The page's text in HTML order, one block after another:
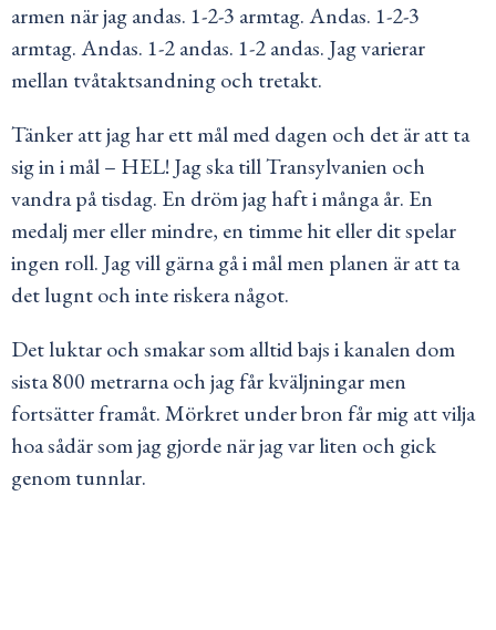
armen när jag andas. 1-2-3 armtag. Andas. 1-2-3
armtag. Andas. 1-2 andas. 1-2 andas. Jag varierar
mellan tvåtaktsandning och tretakt.
Tänker att jag har ett mål med dagen och det är att ta
sig in i mål – HEL! Jag ska till Transylvanien och
vandra på tisdag. En dröm jag haft i många år. En
medalj mer eller mindre, en timme hit eller dit spelar
ingen roll. Jag vill gärna gå i mål men planen är att ta
det lugnt och inte riskera något.
Det luktar och smakar som alltid bajs i kanalen dom
sista 800 metrarna och jag får kväljningar men
fortsätter framåt. Mörkret under bron får mig att vilja
hoa sådär som jag gjorde när jag var liten och gick
genom tunnlar.